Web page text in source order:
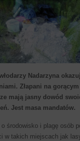
Nadarzyna
Złapani na
mają jasny dowód
Jest masa mandatów.
środowisko i plagę osób
w takich miejscach jak